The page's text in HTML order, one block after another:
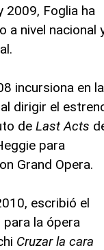
2009, Foglia ha
a nivel nacional
incursiona en la
dirigir el
de Last Acts
para
Grand Opera.
escribió el
para la ópera
Cruzar la cara